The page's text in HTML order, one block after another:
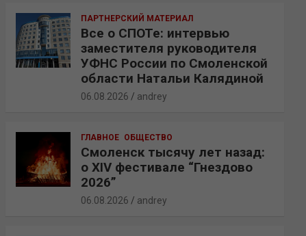
ПАРТНЕРСКИЙ МАТЕРИАЛ
Все о СПОТе: интервью
заместителя руководителя
УФНС России по Смоленской
области Натальи Калядиной
06.08.2026 andrey
ГЛАВНОЕ ОБЩЕСТВО
Смоленск тысячу лет назад:
о XIV фестивале “Гнездово
2026”
06.08.2026 andrey